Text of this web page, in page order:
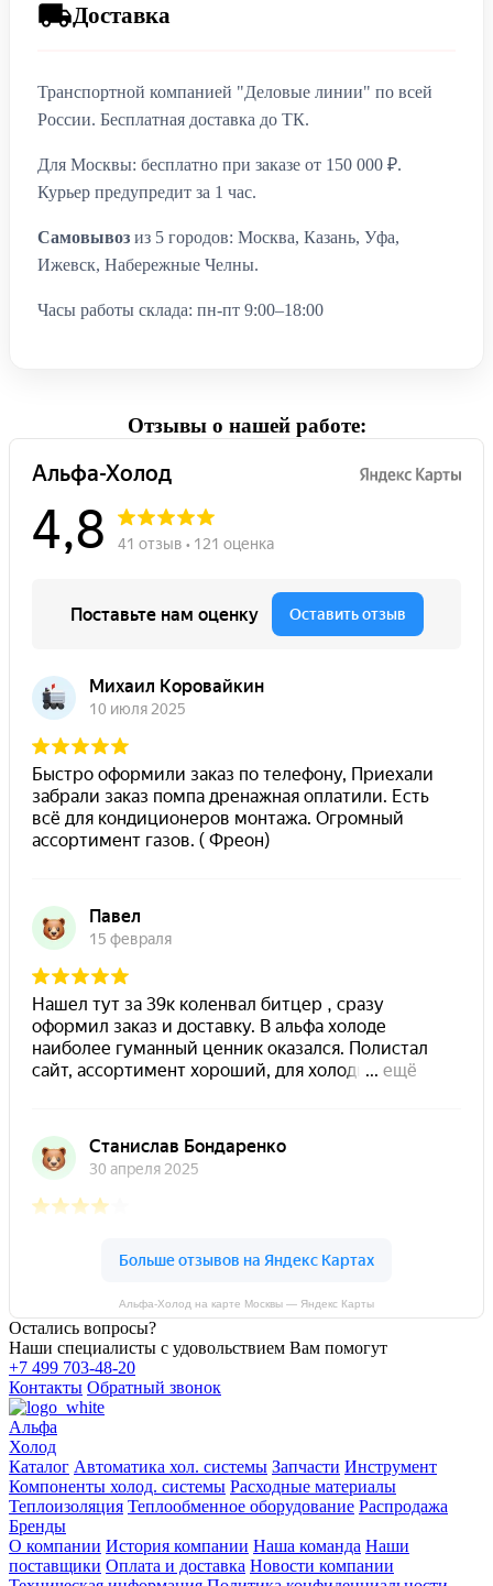
Доставка
Транспортной компанией "Деловые линии" по всей
России. Бесплатная доставка до ТК.
Для Москвы: бесплатно при заказе от 150 000 ₽.
Курьер предупредит за 1 час.
Самовывоз из 5 городов: Москва, Казань, Уфа,
Ижевск, Набережные Челны.
Часы работы склада: пн-пт 9:00–18:00
Отзывы о нашей работе:
Альфа-Холод на карте Москвы — Яндекс Карты
Остались вопросы?
Наши специалисты с удовольствием Вам помогут
+7 499 703-48-20
Контакты Обратный звонок
Альфа
Холод
Каталог Автоматика хол. системы Запчасти Инструмент
Компоненты холод. системы Расходные материалы
Теплоизоляция Теплообменное оборудование Распродажа
Бренды
О компании История компании Наша команда Наши
поставщики Оплата и доставка Новости компании